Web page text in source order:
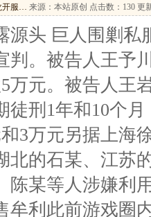
开服… 来源：本站原创 点击数： 130 更
头 巨人围剿私
判。被告人王予
万元。被告人王
徒刑1年和10个月
3万元另据上海
北的石某、江苏
陈某等人涉嫌利
牟利此前游戏圈